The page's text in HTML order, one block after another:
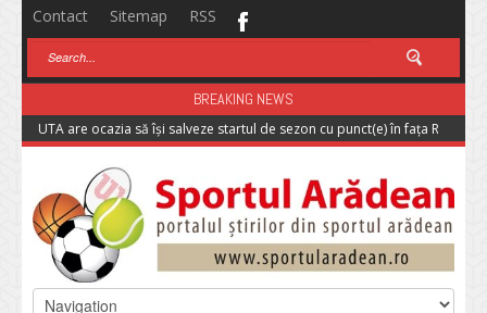
Contact Sitemap RSS
BREAKING NEWS
UTA are ocazia să își salveze startul de sezon cu punct(e) în fața